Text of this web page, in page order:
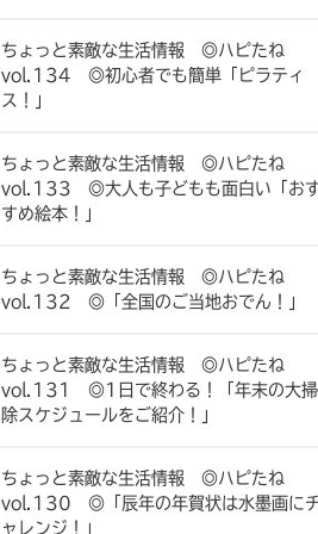
ちょっと素敵な生活情報 ◎ハピたね
vol.134 ◎初心者でも簡単「ピラティ
ス！」
ちょっと素敵な生活情報 ◎ハピたね
vol.133 ◎大人も子どもも面白い「お
すめ絵本！」
ちょっと素敵な生活情報 ◎ハピたね
vol.132 ◎「全国のご当地おでん！」
ちょっと素敵な生活情報 ◎ハピたね
vol.131 ◎1日で終わる！「年末の大掃
除スケジュールをご紹介！」
ちょっと素敵な生活情報 ◎ハピたね
vol.130 ◎「辰年の年賀状は水墨画に
ャレンジ！」